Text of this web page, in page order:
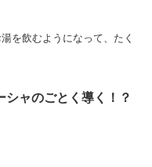
を飲むようになって、たく
シャのごとく導く！？